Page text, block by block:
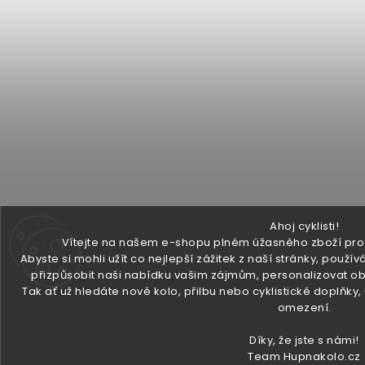
Ahoj cyklisti!
Vítejte na našem e-shopu plném úžasného zboží
Abyste si mohli užít co nejlepší zážitek z naší stránky,
přizpůsobit naši nabídku vašim zájmům, personalizovat
Tak ať už hledáte nové kolo, přilbu nebo cyklistické
omezení.
Díky, že jste s námi!
Team Hupnakolo.cz